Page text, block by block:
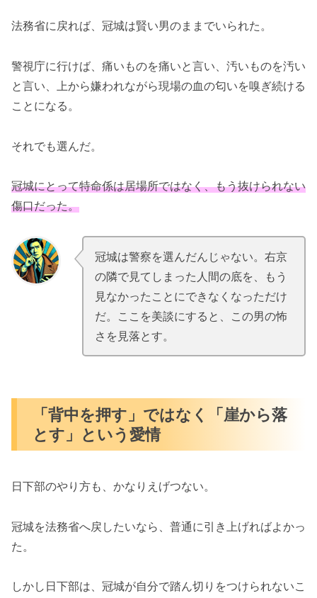
法務省に戻れば、冠城は賢い男のままでいられた。
警視庁に行けば、痛いものを痛いと言い、汚いものを汚い
と言い、上から嫌われながら現場の血の匂いを嗅ぎ続ける
ことになる。
それでも選んだ。
冠城にとって特命係は居場所ではなく、もう抜けられない
傷口だった。
.
冠城は警察を選んだんじゃない。右京
の隣で見てしまった人間の底を、もう
見なかったことにできなくなっただけ
だ。ここを美談にすると、この男の怖
さを見落とす。
.
「背中を押す」ではなく「崖から落
とす」という愛情
日下部のやり方も、かなりえげつない。
冠城を法務省へ戻したいなら、普通に引き上げればよかっ
た。
しかし日下部は、冠城が自分で踏ん切りをつけられないこ